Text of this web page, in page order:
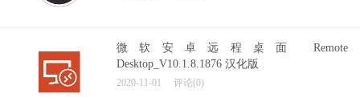
微软安卓远程桌面 Remote
Desktop_V10.1.8.1876 汉化版
2020-11-01 评论(0)